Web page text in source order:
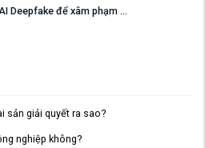
Deepfake để xâm phạm ...
sản giải quyết ra sao?
nghiệp không?